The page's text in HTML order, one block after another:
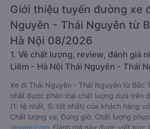
Giới thiệu tuyến đường xe
Nguyên - Thái Nguyên từ
Hà Nội 08/2026
1. Về chất lượng, review, đánh giá
Liêm - Hà Nội Thái Nguyên - Thái
Xe đi Thái Nguyên - Thái Nguyên từ Bắc
nhất được phân loại chất lượng dựa trên
(1: tệ nhất, 5: tốt nhất) của khách hàng
Chất lượng xe, Đúng giờ, Chất lượng
Vexere.com. Đánh giá này được viết trực